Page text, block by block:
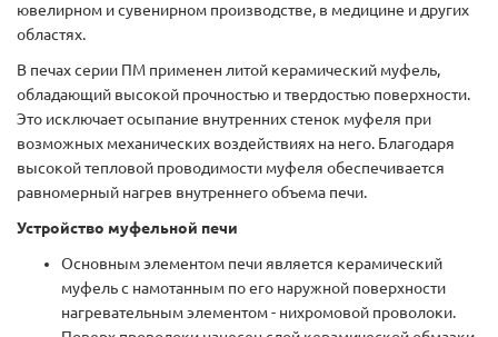
ювелирном и сувенирном производстве, в медицине и других
областях.
В печах серии ПМ применен литой керамический муфель,
обладающий высокой прочностью и твердостью поверхности.
Это исключает осыпание внутренних стенок муфеля при
возможных механических воздействиях на него. Благодаря
высокой тепловой проводимости муфеля обеспечивается
равномерный нагрев внутреннего объема печи.
Устройство муфельной печи
Основным элементом печи является керамический
муфель с намотанным по его наружной поверхности
нагревательным элементом - нихромовой проволоки.